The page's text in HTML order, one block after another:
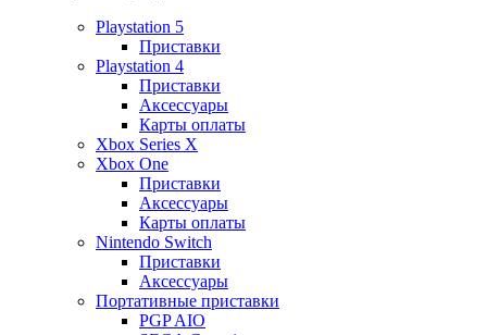
Playstation 5
Приставки
Playstation 4
Приставки
Аксессуары
Карты оплаты
Xbox Series X
Xbox One
Приставки
Аксессуары
Карты оплаты
Nintendo Switch
Приставки
Аксессуары
Портативные приставки
PGP AIO